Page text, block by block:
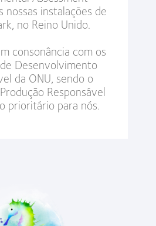
instalações de
no Reino Unido.
consonância com os
Desenvolvimento
da ONU, sendo o
Responsável
prioritário para nós.